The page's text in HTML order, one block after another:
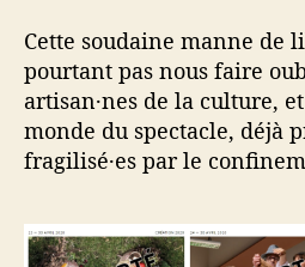
Cette soudaine manne de
pourtant pas nous faire
artisan·nes de la culture,
monde du spectacle, déjà
fragilisé·es par le